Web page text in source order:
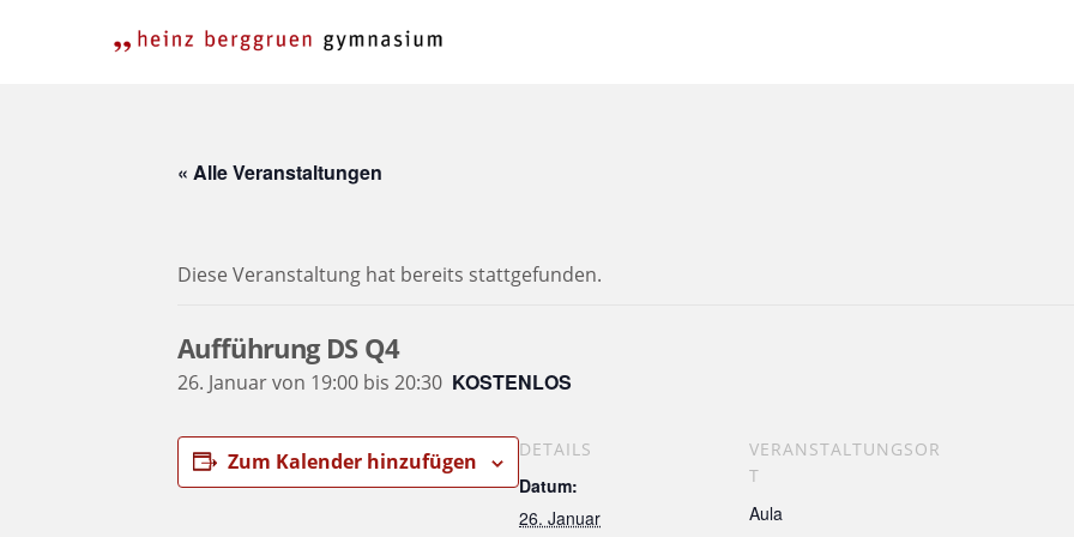
« Alle Veranstaltungen
Diese Veranstaltung hat bereits stattgefunden.
Aufführung DS Q4
26. Januar von 19:00 bis 20:30 KOSTENLOS
Zum Kalender hinzufügen DETAILS
Datum:
26. Januar
VERANSTALTUNGSOR
T
Aula